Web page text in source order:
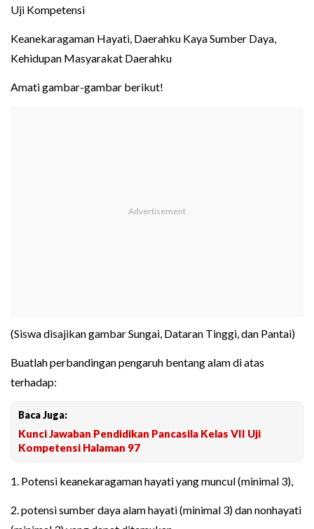
Uji Kompetensi
Keanekaragaman Hayati, Daerahku Kaya Sumber Daya,
Kehidupan Masyarakat Daerahku
Amati gambar-gambar berikut!
(Siswa disajikan gambar Sungai, Dataran Tinggi, dan Pantai)
Buatlah perbandingan pengaruh bentang alam di atas
terhadap:
Baca Juga:
Kunci Jawaban Pendidikan Pancasila Kelas VII Uji
Kompetensi Halaman 97
1. Potensi keanekaragaman hayati yang muncul (minimal 3),
2. potensi sumber daya alam hayati (minimal 3) dan nonhayati